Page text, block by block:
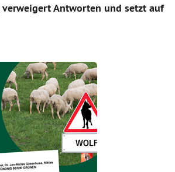
Antworten und setzt auf